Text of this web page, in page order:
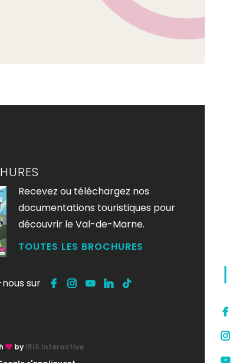
Recevez ou téléchargez nos
documentations touristiques pour
découvrir le Val-de-Marne.
TOUTES LES BROCHURES
sur
by IRIS Interactive